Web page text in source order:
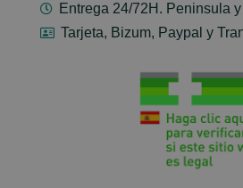
Entrega 24/72H. Peninsula
Tarjeta, Bizum, Paypal y